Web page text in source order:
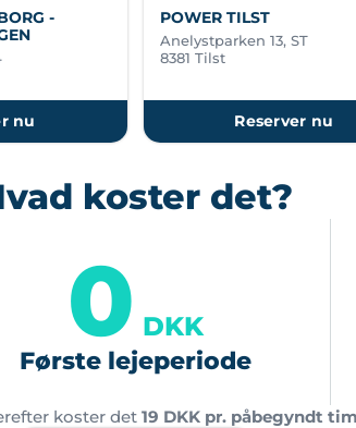
-
nu
POWER TILST
Anelystparken 13, ST
8381 Tilst
Reserver nu
koster det?
0 DKK
Første lejeperiode
koster det 19 DKK pr. påbegyndt